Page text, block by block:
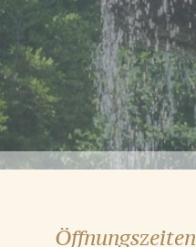
Öffnungszeiten